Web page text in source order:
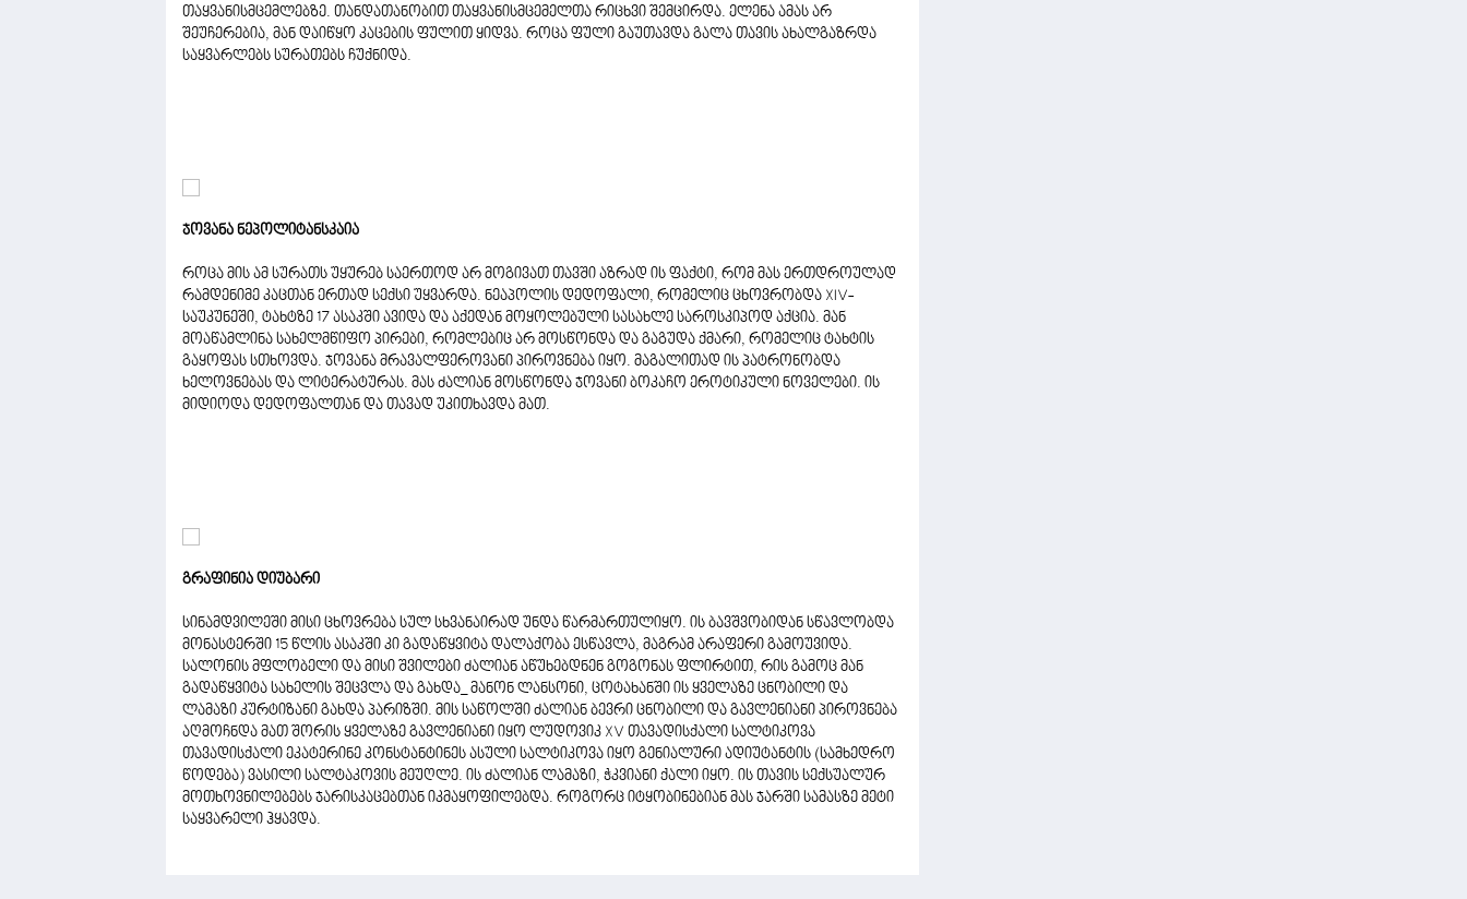
თაყვანისმცემლებზე. თანდათანობით თაყვანისმცემელთა რიცხვი შემცირდა. ელენა ამას არ
შეუჩერებია, მან დაიწყო კაცების ფულით ყიდვა. როცა ფული გაუთავდა გალა თავის ახალგაზრდა
საყვარლებს სურათებს ჩუქნიდა.
ჯოვანა ნეპოლიტანსკაია
როცა მის ამ სურათს უყურებ საერთოდ არ მოგივათ თავში აზრად ის ფაქტი, რომ მას ერთდროულად
რამდენიმე კაცთან ერთად სექსი უყვარდა. ნეაპოლის დედოფალი, რომელიც ცხოვრობდა XIV-
საუკუნეში, ტახტზე 17 ასაკში ავიდა და აქედან მოყოლებული სასახლე საროსკიპოდ აქცია. მან
მოაწამლინა სახელმწიფო პირები, რომლებიც არ მოსწონდა და გაგუდა ქმარი, რომელიც ტახტის
გაყოფას სთხოვდა. ჯოვანა მრავალფეროვანი პიროვნება იყო. მაგალითად ის პატრონობდა
ხელოვნებას და ლიტერატურას. მას ძალიან მოსწონდა ჯოვანი ბოკაჩო ეროტიკული ნოველები. ის
მიდიოდა დედოფალთან და თავად უკითხავდა მათ.
გრაფინია დიუბარი
სინამდვილეში მისი ცხოვრება სულ სხვანაირად უნდა წარმართულიყო. ის ბავშვობიდან სწავლობდა
მონასტერში 15 წლის ასაკში კი გადაწყვიტა დალაქობა ესწავლა, მაგრამ არაფერი გამოუვიდა.
სალონის მფლობელი და მისი შვილები ძალიან აწუხებდნენ გოგონას ფლირტით, რის გამოც მან
გადაწყვიტა სახელის შეცვლა და გახდა_ მანონ ლანსონი, ცოტახანში ის ყველაზე ცნობილი და
ლამაზი კურტიზანი გახდა პარიზში. მის საწოლში ძალიან ბევრი ცნობილი და გავლენიანი პიროვნება
აღმოჩნდა მათ შორის ყველაზე გავლენიანი იყო ლუდოვიკ XV თავადისქალი სალტიკოვა
თავადისქალი ეკატერინე კონსტანტინეს ასული სალტიკოვა იყო გენიალური ადიუტანტის (სამხედრო
წოდება) ვასილი სალტაკოვის მეუღლე. ის ძალიან ლამაზი, ჭკვიანი ქალი იყო. ის თავის სექსუალურ
მოთხოვნილებებს ჯარისკაცებთან იკმაყოფილებდა. როგორც იტყობინებიან მას ჯარში სამასზე მეტი
საყვარელი ჰყავდა.